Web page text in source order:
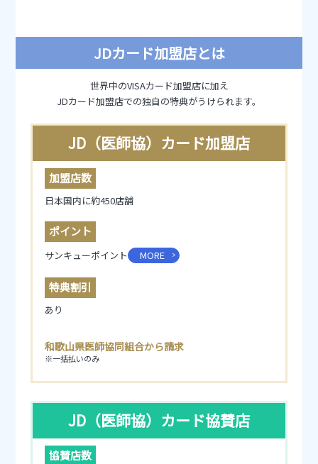
JDカード加盟店とは
世界中のVISAカード加盟店に加え
JDカード加盟店での独自の特典がうけられます。
JD（医師協）カード加盟店
加盟店数
日本国内に約450店舗
ポイント
サンキューポイント MORE
特典割引
あり
和歌山県医師協同組合から請求
※一括払いのみ
JD（医師協）カード協賛店
協賛店数